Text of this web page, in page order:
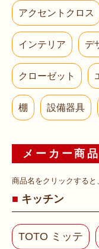
アクセントクロス
インテリア デ
クローゼット
棚 設備器具
メーカー商
商品名をクリックすると
キッチン
TOTO ミッテ